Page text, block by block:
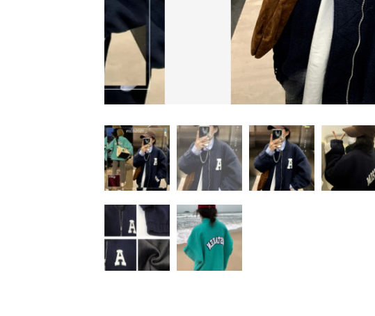
ブログ
よくある質問
プライバシーポリシー
特定商取引法に基づく表記
お問い合わせ